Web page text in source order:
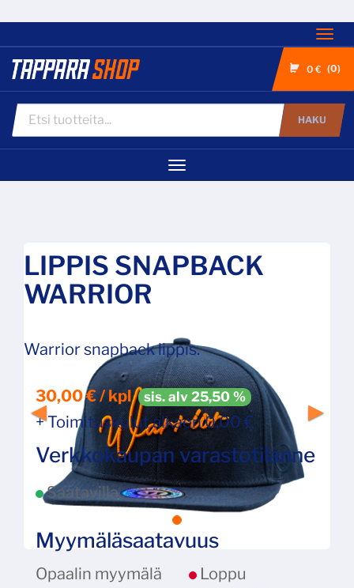
0 € 0
HAKU
Navigaatio
LIPPIS SNAPBACK
WARRIOR
Warrior snapback lippis.
30,00 € / kpl sis. alv 25,50 %
+ Toimituskulut alkaen 0,00 €
Verkkokaupan varastotilanne
Saatavilla.
Myymäläsaatavuus
Opaalin myymälä
Loppu